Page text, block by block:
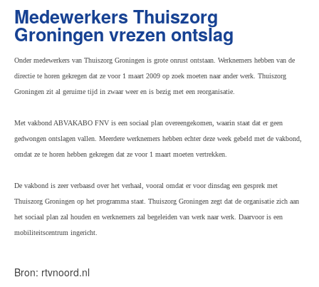
Medewerkers Thuiszorg
Groningen vrezen ontslag
Onder medewerkers van Thuiszorg Groningen is grote onrust ontstaan. Werknemers hebben van de
directie te horen gekregen dat ze voor 1 maart 2009 op zoek moeten naar ander werk. Thuiszorg
Groningen zit al geruime tijd in zwaar weer en is bezig met een reorganisatie.
Met vakbond ABVAKABO FNV is een sociaal plan overeengekomen, waarin staat dat er geen
gedwongen ontslagen vallen. Meerdere werknemers hebben echter deze week gebeld met de vakbond,
omdat ze te horen hebben gekregen dat ze voor 1 maart moeten vertrekken.
De vakbond is zeer verbaasd over het verhaal, vooral omdat er voor dinsdag een gesprek met
Thuiszorg Groningen op het programma staat. Thuiszorg Groningen zegt dat de organisatie zich aan
het sociaal plan zal houden en werknemers zal begeleiden van werk naar werk. Daarvoor is een
mobiliteitscentrum ingericht.
Bron: rtvnoord.nl